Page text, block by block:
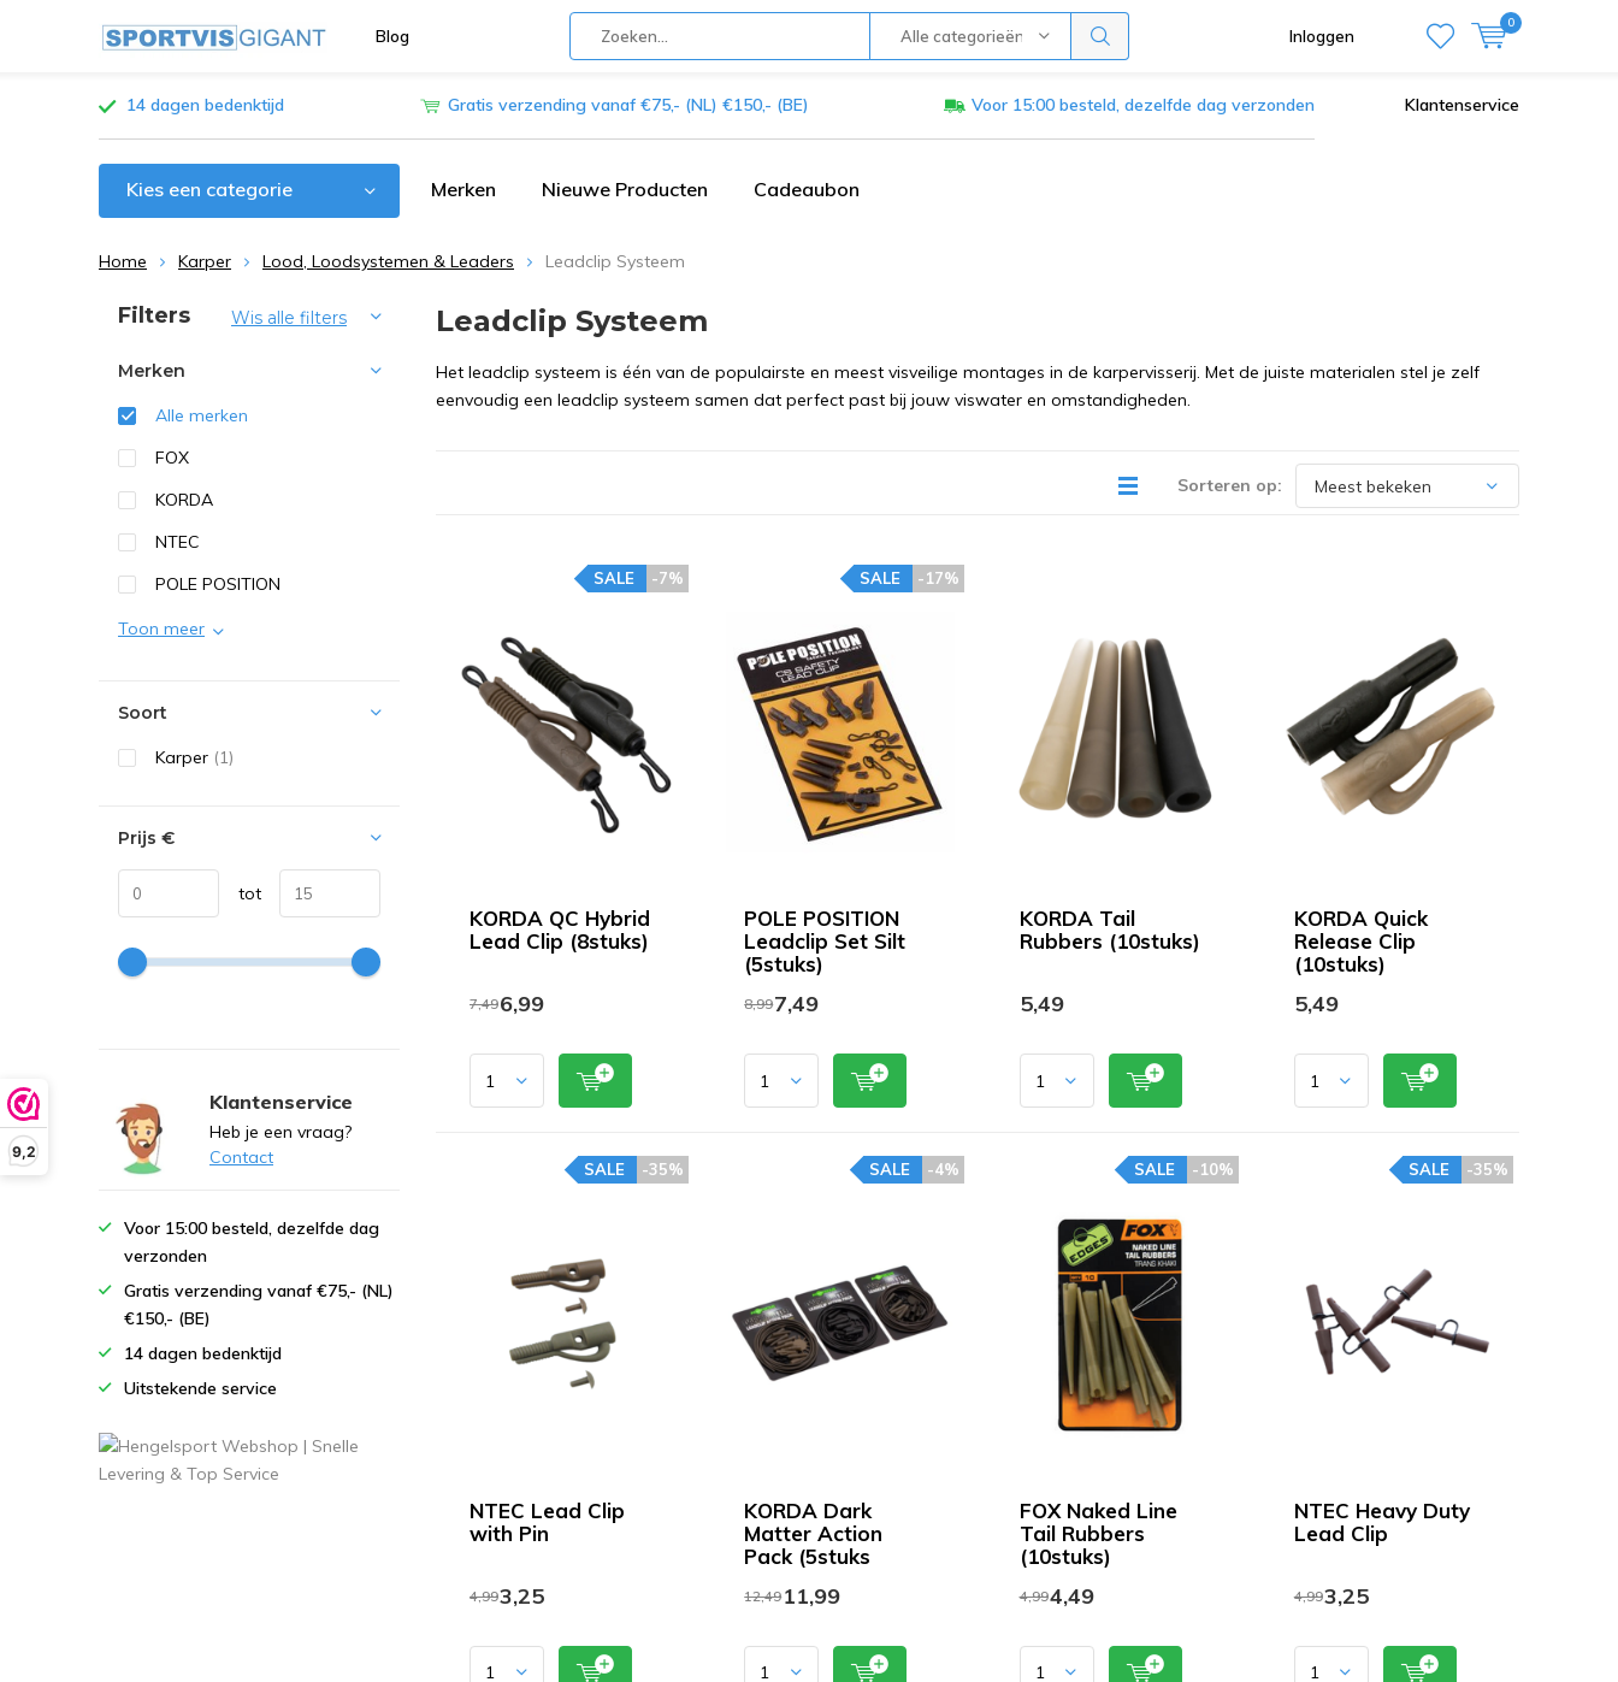
9,2
Blog Alle categorieën Inloggen
0
14 dagen bedenktijd Gratis verzending vanaf €75,- (NL) €150,- (BE) Voor 15:00 besteld, dezelfde dag verzonden Klantenservice
Kies een categorie Merken Nieuwe Producten Cadeaubon
Home Karper Lood, Loodsystemen & Leaders Leadclip Systeem
Leadclip Systeem
Het leadclip systeem is één van de populairste en meest visveilige montages in de karpervisserij. Met de juiste materialen stel je zelf
eenvoudig een leadclip systeem samen dat perfect past bij jouw viswater en omstandigheden.
Sorteren op:
KORDA QC Hybrid
Lead Clip (8stuks)
-7%
SALE
7,496,99
POLE POSITION
Leadclip Set Silt
(5stuks)
-17%
SALE
8,997,49
KORDA Tail
Rubbers (10stuks)
5,49
KORDA Quick
Release Clip
(10stuks)
5,49
NTEC Lead Clip
with Pin
-35%
SALE
4,993,25
KORDA Dark
Matter Action
Pack (5stuks
-4%
SALE
12,4911,99
FOX Naked Line
Tail Rubbers
(10stuks)
-10%
SALE
4,994,49
NTEC Heavy Duty
Lead Clip
-35%
SALE
4,993,25
Sorteren op:
Filters Wis alle filters
Merken
Alle merken
FOX
KORDA
NTEC
POLE POSITION
Toon meer
Soort
Karper (1)
Prijs €
tot
Klantenservice
Heb je een vraag?
Contact
Voor 15:00 besteld, dezelfde dag
verzonden
Gratis verzending vanaf €75,- (NL)
€150,- (BE)
14 dagen bedenktijd
Uitstekende service